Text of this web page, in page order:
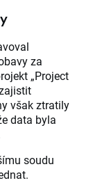
za
„Project
však ztratily
data byla
soudu